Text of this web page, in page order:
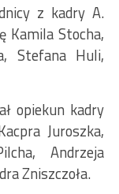
z kadry A.
Kamila Stocha,
Stefana Huli,
opiekun kadry
Juroszka,
Andrzeja
Zniszczoła.